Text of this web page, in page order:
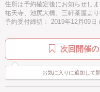
また インフルエンザが流行する
にも つながりますね。
ペーパータオルケースは 濡れた
ペーパータオルケースは、ティ
ティッシュケースとゴミ箱のセ
のドレッサー周りにお勧めです。
透明な蓋の上には、お花をアレ
住所は予約確定後にお知らせしま
祐天寺、池尻大橋、三軒茶屋よ
予約受付締切： 2019年12月09日
次回開催
お気に入りに追加して